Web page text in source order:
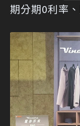
期分期0利率